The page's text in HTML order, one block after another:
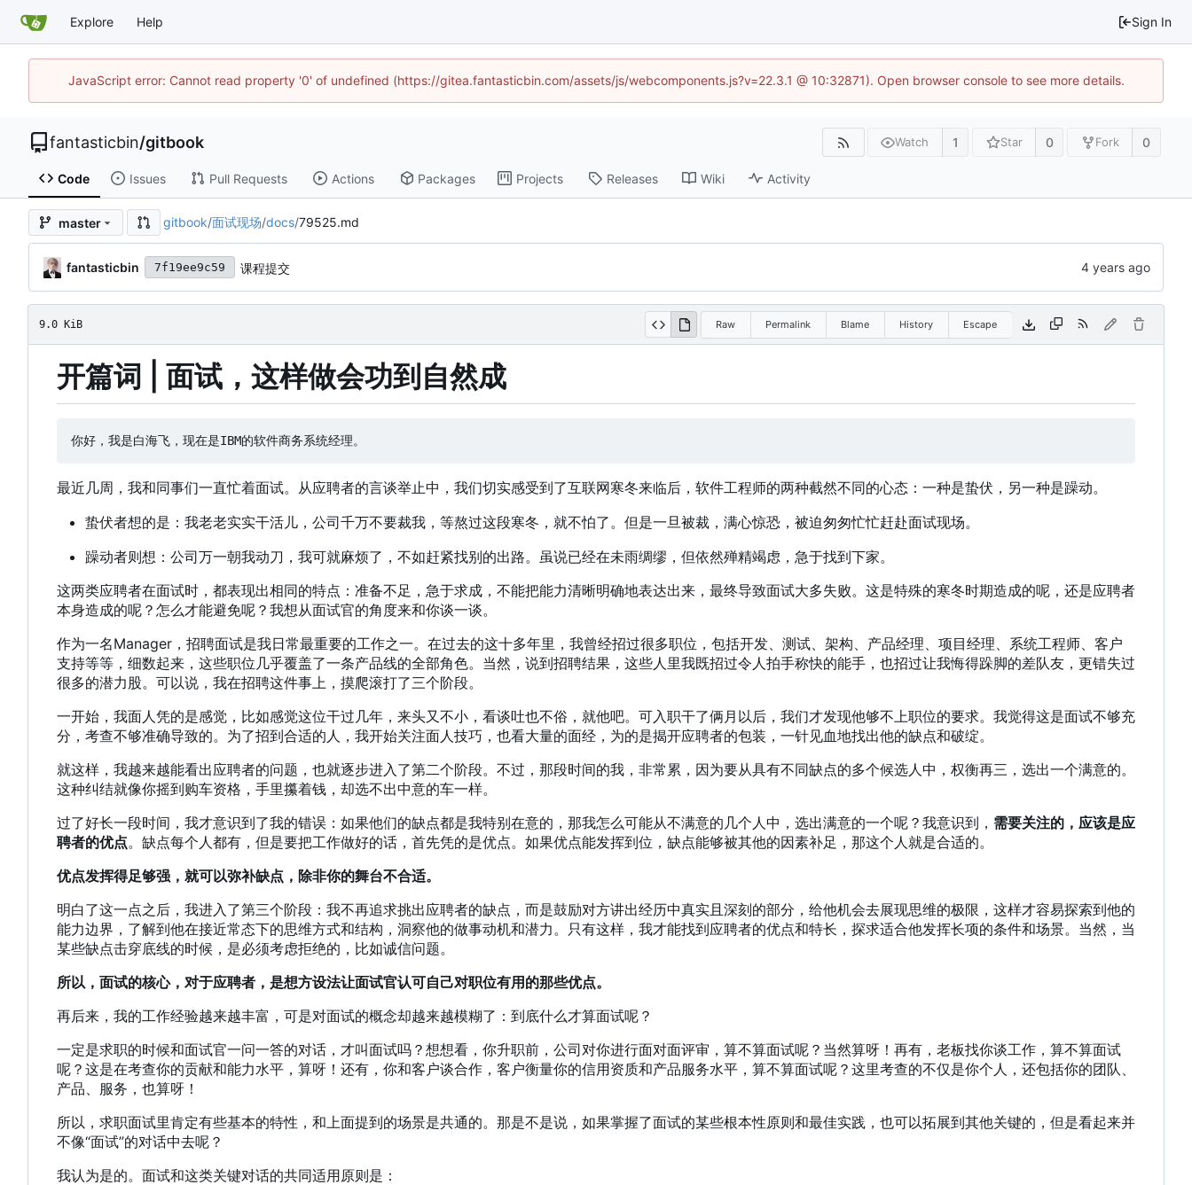
Explore Help Sign In
JavaScript error: Cannot read property '0' of undefined (https://gitea.fantasticbin.com/assets/js/webcomponents.js?v=22.3.1 @ 10:32871). Open browser console to see more details.
fantasticbin/gitbook Watch 1 Star 0 Fork 0
Code Issues Pull Requests Actions Packages Projects Releases Wiki Activity
master gitbook/面试现场/docs/79525.md
fantasticbin 7f19ee9c59 课程提交
9.0 KiB Raw Permalink Blame History Escape
开篇词 | 面试，这样做会功到自然成
你好 ， 我是白海飞 ，
最近几周，我和同事们一直忙着面试。从应聘者的言谈举止中，我们切实感受到了互联网寒冬来临后，软件工程师的两种截然不同的心态：一种是蛰伏，另一种是躁动。
蛰伏者想的是：我老老实实干活儿，公司千万不要裁我，等熬过这段寒冬，就不怕了。但是一旦被裁，满心惊恐，被迫匆匆忙忙赶赴面试现场。
躁动者则想：公司万一朝我动刀，我可就麻烦了，不如赶紧找别的出路。虽说已经在未雨绸缪，但依然殚精竭虑，急于找到下家。
这两类应聘者在面试时，都表现出相同的特点：准备不足，急于求成，不能把能力清晰明确地表达出来，最终导致面试大多失败。这是特殊的寒冬时期造成的呢，还是应聘者
本身造成的呢？怎么才能避免呢？我想从面试官的角度来和你谈一谈。
作为一名Manager ， 招聘面试是我日常最重要的工作之一。在过去的这十多年里 ， 我曾经招过很多职位 ， 包括开发、测试、架构、产品经理、项目经理、系统工程师、客户
支持等等 ， 细数起来 ， 这些职位几乎覆盖了一条产品线的全部角色。当然 ， 说到招聘结果 ， 这些人里我既招过令人拍手称快的能手 ， 也招过让我悔得跺脚的差队友 ， 更错失过
很多的潜力股。可以说 ， 我在招聘这件事上 ， 摸爬滚打了三个阶段。
一开始，我面人凭的是感觉，比如感觉这位干过几年，来头又不小，看谈吐也不俗，就他吧。可入职干了俩月以后，我们才发现他够不上职位的要求。我觉得这是面试不够充
分，考查不够准确导致的。为了招到合适的人，我开始关注面人技巧，也看大量的面经，为的是揭开应聘者的包装，一针见血地找出他的缺点和破绽。
就这样，我越来越能看出应聘者的问题，也就逐步进入了第二个阶段。不过，那段时间的我，非常累，因为要从具有不同缺点的多个候选人中，权衡再三，选出一个满意的。
这种纠结就像你摇到购车资格，手里攥着钱，却选不出中意的车一样。
过了好长一段时间，我才意识到了我的错误：如果他们的缺点都是我特别在意的，那我怎么可能从不满意的几个人中，选出满意的一个呢？我意识到， 需要关注的，应该是应
聘者的优点。缺点每个人都有，但是要把工作做好的话，首先凭的是优点。如果优点能发挥到位，缺点能够被其他的因素补足，那这个人就是合适的。
优点发挥得足够强，就可以弥补缺点，除非你的舞台不合适。
明白了这一点之后，我进入了第三个阶段：我不再追求挑出应聘者的缺点，而是鼓励对方讲出经历中真实且深刻的部分，给他机会去展现思维的极限，这样才容易探索到他的
能力边界，了解到他在接近常态下的思维方式和结构，洞察他的做事动机和潜力。只有这样，我才能找到应聘者的优点和特长，探求适合他发挥长项的条件和场景。当然，当
某些缺点击穿底线的时候，是必须考虑拒绝的，比如诚信问题。
所以，面试的核心，对于应聘者，是想方设法让面试官认可自己对职位有用的那些优点。
再后来，我的工作经验越来越丰富，可是对面试的概念却越来越模糊了：到底什么才算面试呢？
一定是求职的时候和面试官一问一答的对话，才叫面试吗？想想看，你升职前，公司对你进行面对面评审，算不算面试呢？当然算呀！再有，老板找你谈工作，算不算面试
呢？这是在考查你的贡献和能力水平，算呀！还有，你和客户谈合作，客户衡量你的信用资质和产品服务水平，算不算面试呢？这里考查的不仅是你个人，还包括你的团队、
产品、服务，也算呀！
所以，求职面试里肯定有些基本的特性，和上面提到的场景是共通的。那是不是说，如果掌握了面试的某些根本性原则和最佳实践，也可以拓展到其他关键的，但是看起来并
不像“面试”的对话中去呢？
我认为是的。面试和这类关键对话的共同适用原则是：